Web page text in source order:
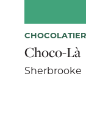
Choco-Là
Sherbrooke